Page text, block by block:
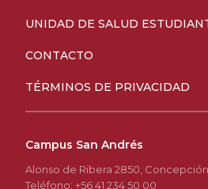
UNIDAD DE SALUD
CONTACTO
TÉRMINOS DE PRIVACIDAD
Campus San Andrés
Alonso de Ribera 2850,
Teléfono: +56 41 234 50 00